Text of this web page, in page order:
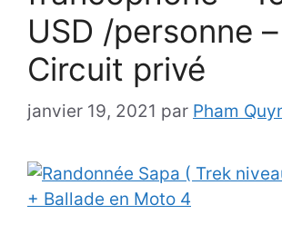
USD /personne
Circuit privé
janvier 19, 2021 par Pham